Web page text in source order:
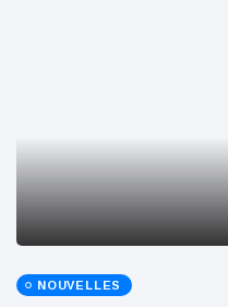
NOUVELLES